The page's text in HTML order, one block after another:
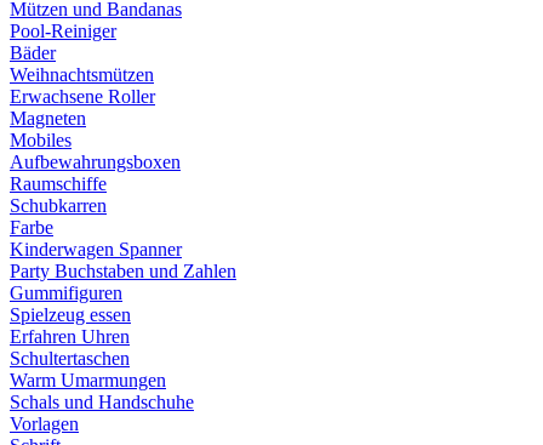
Mützen und Bandanas
Pool-Reiniger
Bäder
Weihnachtsmützen
Erwachsene Roller
Magneten
Mobiles
Aufbewahrungsboxen
Raumschiffe
Schubkarren
Farbe
Kinderwagen Spanner
Party Buchstaben und Zahlen
Gummifiguren
Spielzeug essen
Erfahren Uhren
Schultertaschen
Warm Umarmungen
Schals und Handschuhe
Vorlagen